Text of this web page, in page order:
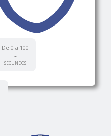
De 0 a 100
-
SEGUNDOS